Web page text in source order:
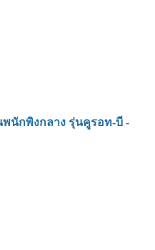
พนักพิงกลาง รุ่นคูรอท-บี -